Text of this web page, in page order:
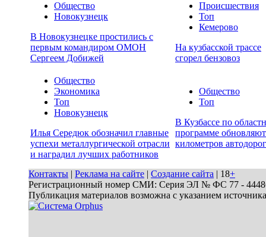
Общество
Новокузнецк
В Новокузнецке простились с
первым командиром ОМОН
Сергеем Добижей
Происшествия
Топ
Кемерово
На кузбасской трассе
сгорел бензовоз
Общество
Экономика
Топ
Новокузнецк
Илья Середюк обозначил главные
успехи металлургической отрасли
и наградил лучших работников
Общество
Топ
В Кузбассе по
программе
километров автодорог
Контакты | Реклама на сайте | Создание сайта | 18+
Регистрационный номер СМИ: Серия ЭЛ № ФС 77 - 44486
Публикация материалов возможна с указанием